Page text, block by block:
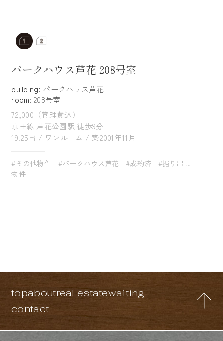
パークハウス芦花 208号室
building: パークハウス芦花
room: 208号室
72,000（管理費込）
京王線 芦花公園駅 徒歩9分
19.25㎡ / ワンルーム / 築2001年11月
#その他物件 #パークハウス芦花 #成約済
#掘り出し
物件
topaboutreal estatewaiting
contact